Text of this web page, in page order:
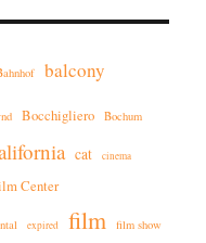
balcony
Bocchigliero Bochum
cat cinema
Center
expired film film show